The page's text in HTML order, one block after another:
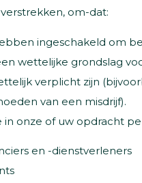
om-dat:
ingeschakeld om
wettelijke grondslag
verplicht zijn
van een misdrijf).
in onze of uw opdracht
en -dienstverleners